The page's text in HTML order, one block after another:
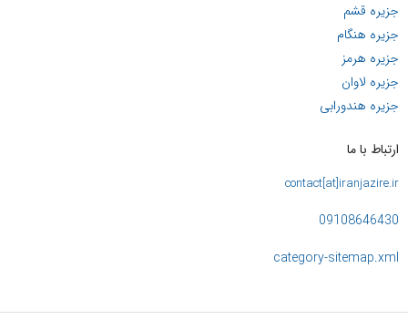
جزیره قشم
جزیره هنگام
جزیره هرمز
جزیره لاوان
جزیره هندورابی
ارتباط با ما
contact[at]iranjazire.ir
09108646430
category-sitemap.xml